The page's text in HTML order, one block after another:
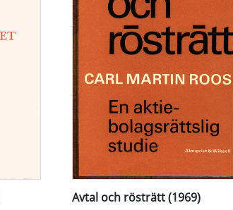
Avtal och rösträtt (1969)